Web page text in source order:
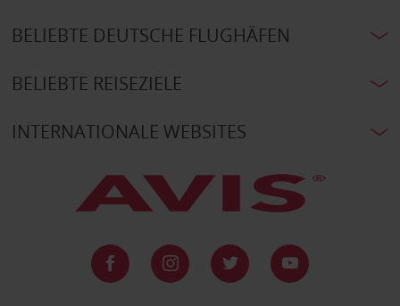
BELIEBTE DEUTSCHE FLUGHÄFEN
BELIEBTE REISEZIELE
INTERNATIONALE WEBSITES